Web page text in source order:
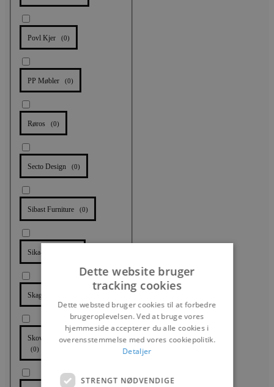
Povl Kjer (0)
PP Møbler (0)
Røros (0)
Secto Design (0)
Sibast Furniture (0)
Sika-Design
Skagerak
Skovgaard Jensen Furniture
(0)
Dette website bruger
tracking cookies
Dette websted bruger cookies til at forbedre
brugeroplevelsen. Ved at bruge vores
hjemmeside accepterer du alle cookies i
overensstemmelse med vores cookiepolitik.
Detaljer
STRENGT NØDVENDIGE